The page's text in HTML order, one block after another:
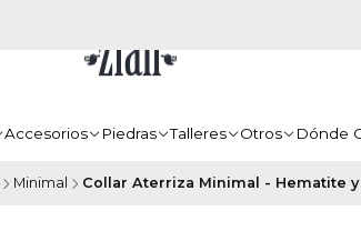
Accesorios Piedras Talleres Otros Dónde
Minimal Collar Aterriza Minimal - Hematite y